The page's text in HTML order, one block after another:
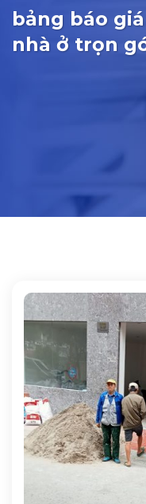
bảng báo
nhà ở trọn